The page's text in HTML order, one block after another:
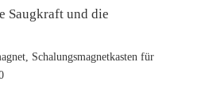
Saugkraft und die